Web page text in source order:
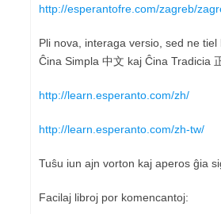
http://esperantofre.com/zagreb/
Pli nova, interaga versio, sed ne
Ĉina Simpla 中文 kaj Ĉina Tradicia
http://learn.esperanto.com/zh/
http://learn.esperanto.com/zh-tw/
Tuŝu iun ajn vorton kaj aperos ĝia
Facilaj libroj por komencantoj: